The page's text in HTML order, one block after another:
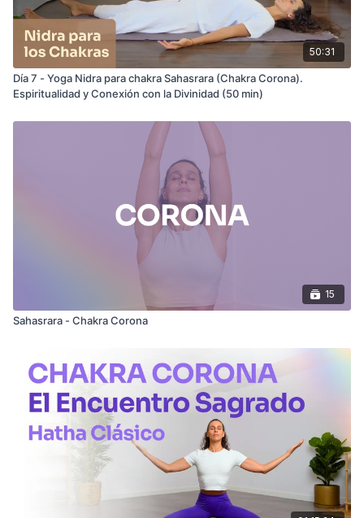
50:31
Día 7 - Yoga Nidra para chakra Sahasrara (Chakra Corona).
Espiritualidad y Conexión con la Divinidad (50 min)
15
Sahasrara - Chakra Corona